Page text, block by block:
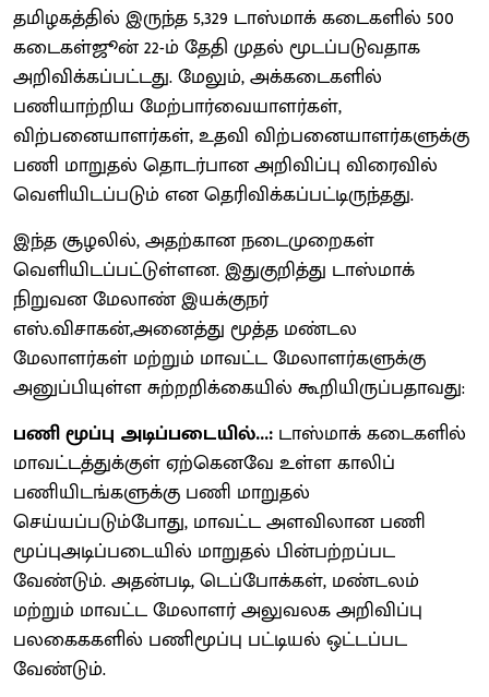
தமிழகத்தில் இருந்த 5,329 டாஸ்மாக் கடைகளில் 500
கடைகள்ஜூன் 22-ம் தேதி முதல் மூடப்படுவதாக
அறிவிக்கப்பட்டது. மேலும், அக்கடைகளில்
பணியாற்றிய மேற்பார்வையாளர்கள்,
விற்பனையாளர்கள், உதவி விற்பனையாளர்களுக்கு
பணி மாறுதல் தொடர்பான அறிவிப்பு விரைவில்
வெளியிடப்படும் என தெரிவிக்கப்பட்டிருந்தது.
இந்த சூழலில், அதற்கான நடைமுறைகள்
வெளியிடப்பட்டுள்ளன. இதுகுறித்து டாஸ்மாக்
நிறுவன மேலாண் இயக்குநர்
எஸ்.விசாகன்,அனைத்து மூத்த மண்டல
மேலாளர்கள் மற்றும் மாவட்ட மேலாளர்களுக்கு
அனுப்பியுள்ள சுற்றறிக்கையில் கூறியிருப்பதாவது:
பணி மூப்பு அடிப்படையில்...: டாஸ்மாக் கடைகளில்
மாவட்டத்துக்குள் ஏற்கெனவே உள்ள காலிப்
பணியிடங்களுக்கு பணி மாறுதல்
செய்யப்படும்போது, மாவட்ட அளவிலான பணி
மூப்புஅடிப்படையில் மாறுதல் பின்பற்றப்பட
வேண்டும். அதன்படி, டெப்போக்கள், மண்டலம்
மற்றும் மாவட்ட மேலாளர் அலுவலக அறிவிப்பு
பலகைககளில் பணிமூப்பு பட்டியல் ஒட்டப்பட
வேண்டும்.